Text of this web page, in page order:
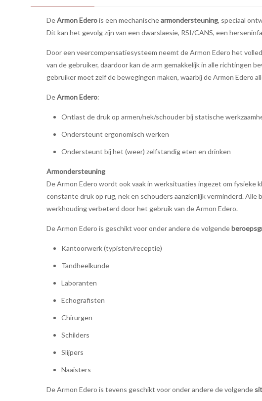
DeArmon Ederois een mechanischearmondersteuning, speciaal
Dit kan het gevolg zijn van een dwarslaesie, RSI/CANS, een
Door een veercompensatiesysteem neemt de Armon Edero het
van de gebruiker, daardoor kan de arm gemakkelijk in alle richtingen
gebruiker moet zelf de bewegingen maken, waarbij de Armon Edero
DeArmon Edero:
Ontlast de druk op armen/nek/schouder bij statische
Ondersteunt ergonomisch werken
Ondersteunt bij het (weer) zelfstandig eten en drinken
Armondersteuning
De Armon Edero wordt ook vaak in werksituaties ingezet om
constante druk op rug, nek en schouders aanzienlijk verminderd.
werkhouding verbeterd door het gebruik van de Armon Edero.
De Armon Edero is geschikt voor onder andere de volgende
Kantoorwerk (typisten/receptie)
Tandheelkunde
Laboranten
Echografisten
Chirurgen
Schilders
Slijpers
Naaisters
De Armon Edero is tevens geschikt voor onder andere de volgende